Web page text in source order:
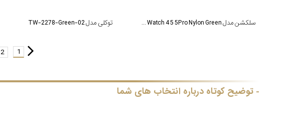
سلکشن مدل Galaxy Watch 4 5 5Pro Nylon Green توکلی مدل TW-2278-Green-02
1
2
توضیح کوتاه درباره انتخاب های شما